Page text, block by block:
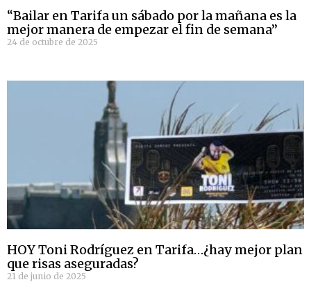
“Bailar en Tarifa un sábado por la mañana es la
mejor manera de empezar el fin de semana”
24 de octubre de 2025
HOY Toni Rodríguez en Tarifa…¿hay mejor plan
que risas aseguradas?
21 de junio de 2025